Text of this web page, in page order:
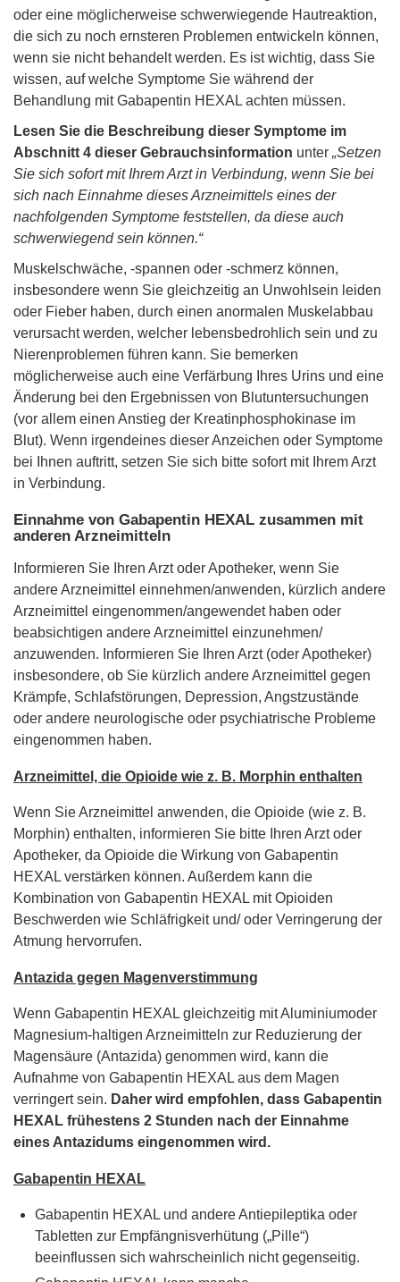
oder eine möglicherweise schwerwiegende Hautreaktion,
die sich zu noch ernsteren Problemen entwickeln können,
wenn sie nicht behandelt werden. Es ist wichtig, dass Sie
wissen, auf welche Symptome Sie während der
Behandlung mit Gabapentin HEXAL achten müssen.
Lesen Sie die Beschreibung dieser Symptome im
Abschnitt 4 dieser Gebrauchsinformation unter „Setzen
Sie sich sofort mit Ihrem Arzt in Verbindung, wenn Sie bei
sich nach Einnahme dieses Arzneimittels eines der
nachfolgenden Symptome feststellen, da diese auch
schwerwiegend sein können.“
Muskelschwäche, -spannen oder -schmerz können,
insbesondere wenn Sie gleichzeitig an Unwohlsein leiden
oder Fieber haben, durch einen anormalen Muskelabbau
verursacht werden, welcher lebensbedrohlich sein und zu
Nierenproblemen führen kann. Sie bemerken
möglicherweise auch eine Verfärbung Ihres Urins und eine
Änderung bei den Ergebnissen von Blutuntersuchungen
(vor allem einen Anstieg der Kreatinphosphokinase im
Blut). Wenn irgendeines dieser Anzeichen oder Symptome
bei Ihnen auftritt, setzen Sie sich bitte sofort mit Ihrem Arzt
in Verbindung.
Einnahme von Gabapentin HEXAL zusammen mit
anderen Arzneimitteln
Informieren Sie Ihren Arzt oder Apotheker, wenn Sie
andere Arzneimittel einnehmen/anwenden, kürzlich andere
Arzneimittel eingenommen/angewendet haben oder
beabsichtigen andere Arzneimittel einzunehmen/
anzuwenden. Informieren Sie Ihren Arzt (oder Apotheker)
insbesondere, ob Sie kürzlich andere Arzneimittel gegen
Krämpfe, Schlafstörungen, Depression, Angstzustände
oder andere neurologische oder psychiatrische Probleme
eingenommen haben.
Arzneimittel, die Opioide wie z. B. Morphin enthalten
Wenn Sie Arzneimittel anwenden, die Opioide (wie z. B.
Morphin) enthalten, informieren Sie bitte Ihren Arzt oder
Apotheker, da Opioide die Wirkung von Gabapentin
HEXAL verstärken können. Außerdem kann die
Kombination von Gabapentin HEXAL mit Opioiden
Beschwerden wie Schläfrigkeit und/ oder Verringerung der
Atmung hervorrufen.
Antazida gegen Magenverstimmung
Wenn Gabapentin HEXAL gleichzeitig mit Aluminiumoder
Magnesium-haltigen Arzneimitteln zur Reduzierung der
Magensäure (Antazida) genommen wird, kann die
Aufnahme von Gabapentin HEXAL aus dem Magen
verringert sein. Daher wird empfohlen, dass Gabapentin
HEXAL frühestens 2 Stunden nach der Einnahme
eines Antazidums eingenommen wird.
Gabapentin HEXAL
Gabapentin HEXAL und andere Antiepileptika oder
Tabletten zur Empfängnisverhütung („Pille“)
beeinflussen sich wahrscheinlich nicht gegenseitig.